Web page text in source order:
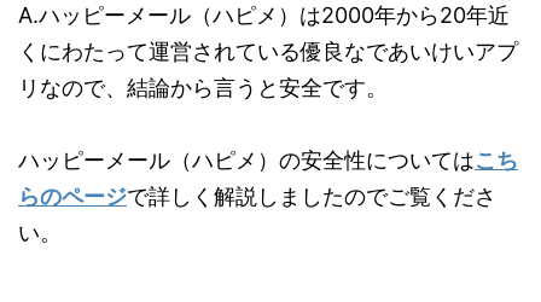
A.ハッピーメール（ハピメ）は2000年から20年近
くにわたって運営されている優良なであいけいアプ
リなので、結論から言うと安全です。
ハッピーメール（ハピメ）の安全性についてはこち
らのページで詳しく解説しましたのでご覧くださ
い。